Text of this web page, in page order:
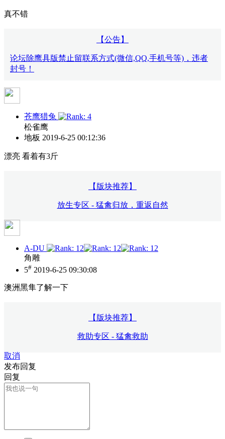
真不错
【公告】
论坛除鹰具版禁止留联系方式(微信,QQ,手机号等)，违者
封号！
苍鹰猎兔
松雀鹰
地板 2019-6-25 00:12:36
漂亮 看着有3斤
【版块推荐】
放生专区 - 猛禽归放，重返自然
A-DU
角雕
5# 2019-6-25 09:30:08
澳洲黑隼了解一下
【版块推荐】
救助专区 - 猛禽救助
取消
发布回复
回复